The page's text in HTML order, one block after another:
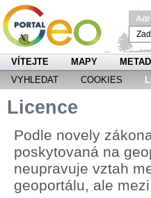
VÍTEJTE MAPY
VYHLEDAT
COOKIES
Licence
Podle novely
poskytovaná na
neupravuje vztah
geoportálu, ale